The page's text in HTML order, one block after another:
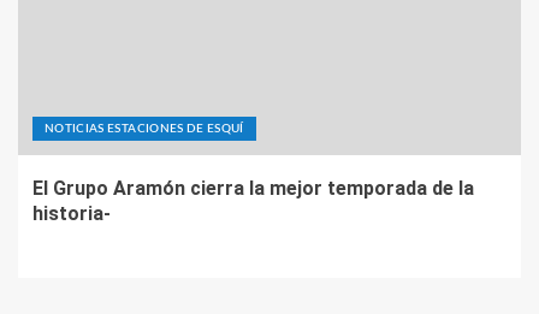
NOTICIAS ESTACIONES DE ESQUÍ
El Grupo Aramón cierra la mejor temporada de la
historia-